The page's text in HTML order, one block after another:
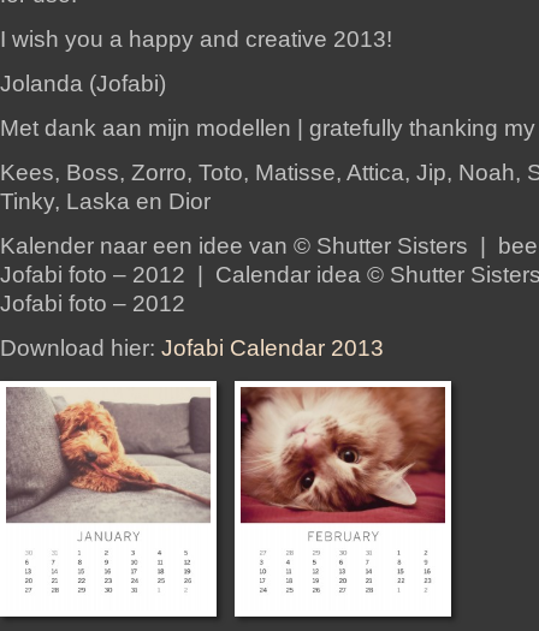
I wish you a happy and creative 2013!
Jolanda (Jofabi)
Met dank aan mijn modellen | gratefully thanking
Kees, Boss, Zorro, Toto, Matisse, Attica, Jip, Noah,
Tinky, Laska en Dior
Kalender naar een idee van © Shutter Sisters |
Jofabi foto – 2012 | Calendar idea © Shutter
Jofabi foto – 2012
Download hier: Jofabi Calendar 2013